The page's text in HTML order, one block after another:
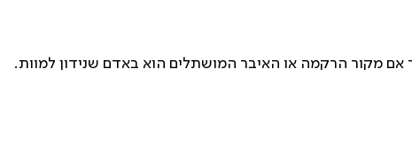
מקור הרקמה או האיבר המושתלים הוא באדם שנידון למוות.